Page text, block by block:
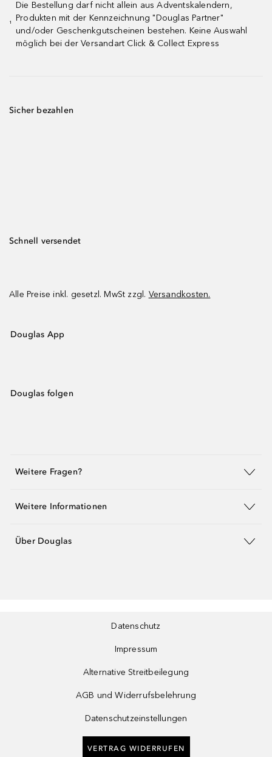
¹
Die Bestellung darf nicht allein aus Adventskalendern,
Produkten mit der Kennzeichnung "Douglas Partner"
und/oder Geschenkgutscheinen bestehen. Keine Auswahl
möglich bei der Versandart Click & Collect Express
Sicher bezahlen
Schnell versendet
Alle Preise inkl. gesetzl. MwSt zzgl. Versandkosten.
Douglas App
Douglas folgen
Weitere Fragen?
Weitere Informationen
Über Douglas
Datenschutz
Impressum
Alternative Streitbeilegung
AGB und Widerrufsbelehrung
Datenschutzeinstellungen
VERTRAG WIDERRUFEN